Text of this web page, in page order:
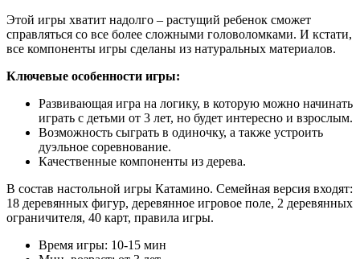
Этой игры хватит надолго – растущий ребенок сможет
справляться со все более сложными головоломками. И кстати,
все компоненты игры сделаны из натуральных материалов.
Ключевые особенности игры:
Развивающая игра на логику, в которую можно начинать
играть с детьми от 3 лет, но будет интересно и взрослым.
Возможность сыграть в одиночку, а также устроить
дуэльное соревнование.
Качественные компоненты из дерева.
В состав настольной игры Катамино. Семейная версия входят:
18 деревянных фигур, деревянное игровое поле, 2 деревянных
ограничителя, 40 карт, правила игры.
Время игры: 10-15 мин